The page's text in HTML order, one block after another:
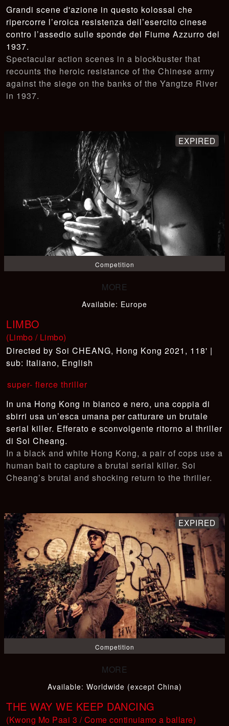
Grandi scene d'azione in questo kolossal che
ripercorre l’eroica resistenza dell’esercito cinese
contro l’assedio sulle sponde del Fiume Azzurro del
1937.
Spectacular action scenes in a blockbuster that
recounts the heroic resistance of the Chinese army
against the siege on the banks of the Yangtze River
in 1937.
Competition
Available: Europe
LIMBO
(Limbo / Limbo)
Soi CHEANG, Hong Kong 2021, 118' |
sub: Italiano, English
super- fierce thriller
In una Hong Kong in bianco e nero, una coppia di
sbirri usa un’esca umana per catturare un brutale
serial killer. Efferato e sconvolgente ritorno al thriller
di Soi Cheang.
In a black and white Hong Kong, a pair of cops use a
human bait to capture a brutal serial killer. Soi
Cheang’s brutal and shocking return to the thriller.
Competition
Available: Worldwide (except China)
THE WAY WE KEEP DANCING
(Kwong Mo Paai 3 / Come continuiamo a ballare)